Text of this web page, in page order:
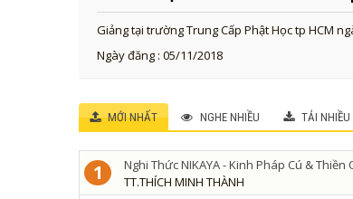
Giảng tại trường Trung Cấp Phật Học tp HCM
Ngày đăng : 05/11/2018
MỚI NHẤT NGHE NHIỀU TẢI NHIỀU
1
Nghi Thức NIKAYA - Kinh Pháp Cú & Thiền
TT.THÍCH MINH THÀNH